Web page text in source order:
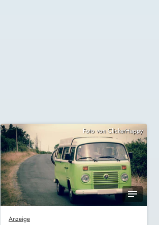
Foto von ClickerHappy
Anzeige